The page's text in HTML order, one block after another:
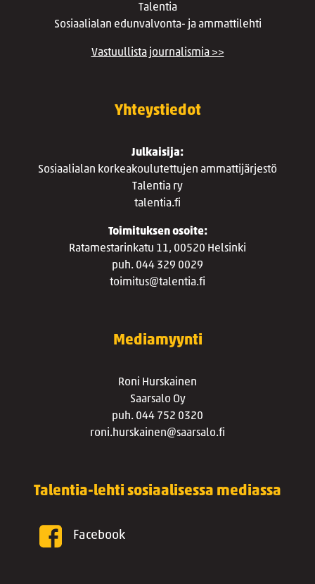
Talentia
Sosiaalialan edunvalvonta- ja ammattilehti
Vastuullista journalismia >>
Yhteystiedot
Julkaisija:
Sosiaalialan korkeakoulutettujen ammattijärjestö
Talentia ry
talentia.fi
Toimituksen osoite:
Ratamestarinkatu 11, 00520 Helsinki
puh. 044 329 0029
toimitus@talentia.fi
Mediamyynti
Roni Hurskainen
Saarsalo Oy
puh. 044 752 0320
roni.hurskainen@saarsalo.fi
Talentia-lehti sosiaalisessa mediassa
Facebook